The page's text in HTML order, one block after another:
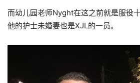
而幼儿园老师Nyght在这之前就是服役
他的护士未婚妻也是XJL的一员。